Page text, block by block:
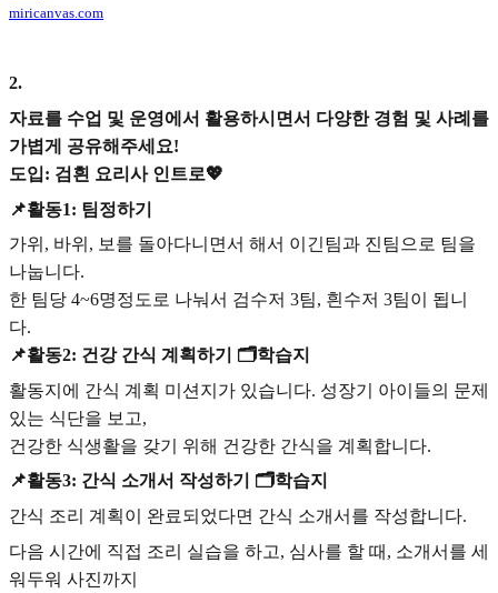
miricanvas.com
2.
자료를 수업 및 운영에서 활용하시면서 다양한 경험 및 사례를
가볍게 공유해주세요!
도입: 검흰 요리사 인트로💖
📌활동1: 팀정하기
가위, 바위, 보를 돌아다니면서 해서 이긴팀과 진팀으로 팀을
나눕니다.
한 팀당 4~6명정도로 나눠서 검수저 3팀, 흰수저 3팀이 됩니
다.
📌활동2: 건강 간식 계획하기 🗂️학습지
활동지에 간식 계획 미션지가 있습니다. 성장기 아이들의 문제
있는 식단을 보고,
건강한 식생활을 갖기 위해 건강한 간식을 계획합니다.
📌활동3: 간식 소개서 작성하기 🗂️학습지
간식 조리 계획이 완료되었다면 간식 소개서를 작성합니다.
다음 시간에 직접 조리 실습을 하고, 심사를 할 때, 소개서를 세
워두워 사진까지